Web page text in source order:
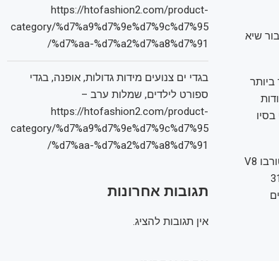
שיא
ביותר
ה-16 ומקום שישי בסיו
, שי צנוע עם מנוע טורבו V8
בדרך למהירות מירבית של 315
https://htofashion2.com/product-
category/%d7%a9%d7%9e%d7%9c%d7%95
%d7%aa-%d7%a2%d7%a8%d7%91/
בגדי ים צנועים מידות גדולות, אופנה, בגדי
ספורט לילדים, שמלות ערב –
https://htofashion2.com/product-
category/%d7%a9%d7%9e%d7%9c%d7%95
%d7%aa-%d7%a2%d7%a8%d7%91/
תגובות אחרונות
אין תגובות להציג.